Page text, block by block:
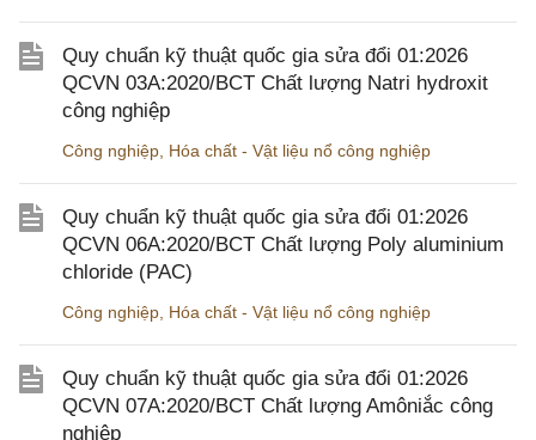
Quy chuẩn kỹ thuật quốc gia sửa đổi 01:2026
QCVN 03A:2020/BCT Chất lượng Natri hydroxit
công nghiệp
Công nghiệp Hóa chất - Vật liệu nổ công nghiệp
Quy chuẩn kỹ thuật quốc gia sửa đổi 01:2026
QCVN 06A:2020/BCT Chất lượng Poly aluminium
chloride (PAC)
Công nghiệp Hóa chất - Vật liệu nổ công nghiệp
Quy chuẩn kỹ thuật quốc gia sửa đổi 01:2026
QCVN 07A:2020/BCT Chất lượng Amôniắc công
nghiệp